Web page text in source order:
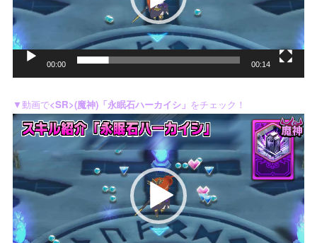
ー
ヤ
ー
00:00 00:14
▼動画で<SR>(魔神)「永眠石ハーカイシ」 をチェック！
動
画
プ
レ
ー
ヤ